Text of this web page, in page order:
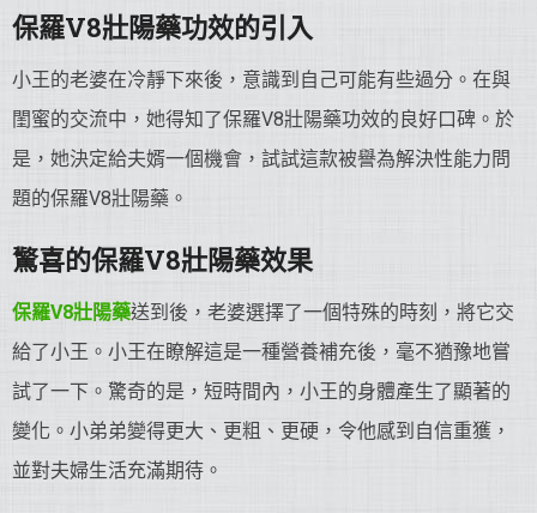
保羅V8壯陽藥功效的引入
小王的老婆在冷靜下來後，意識到自己可能有些過分。在與
閨蜜的交流中，她得知了保羅V8壯陽藥功效的良好口碑。於
是，她決定給夫婿一個機會，試試這款被譽為解決性能力問
題的保羅V8壯陽藥。
驚喜的保羅V8壯陽藥效果
保羅V8壯陽藥送到後，老婆選擇了一個特殊的時刻，將它交
給了小王。小王在瞭解這是一種營養補充後，毫不猶豫地嘗
試了一下。驚奇的是，短時間內，小王的身體產生了顯著的
變化。小弟弟變得更大、更粗、更硬，令他感到自信重獲，
並對夫婦生活充滿期待。